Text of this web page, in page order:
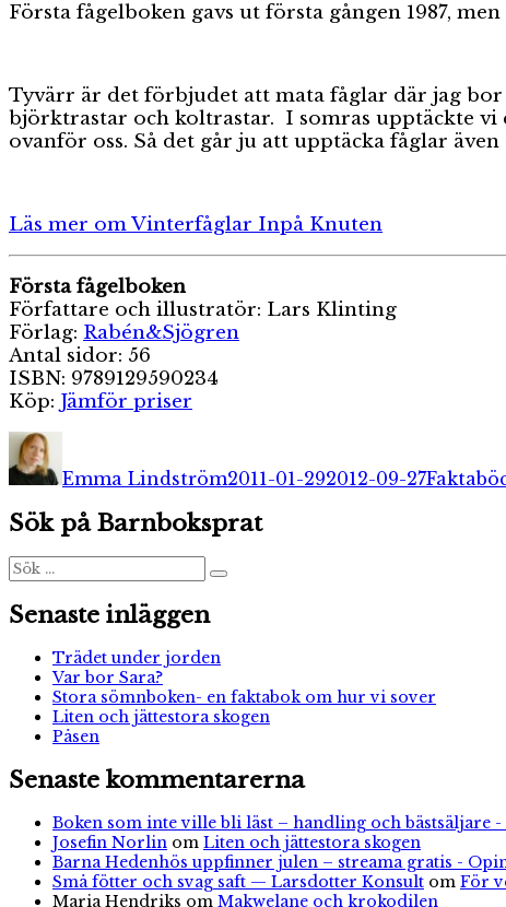
Första fågelboken gavs ut första gången 1987,
Tyvärr är det förbjudet att mata fåglar där jag
björktrastar och koltrastar. I somras upptäckte vi
ovanför oss. Så det går ju att upptäcka fåglar
Läs mer om Vinterfåglar Inpå Knuten
Första fågelboken
Författare och illustratör: Lars Klinting
Förlag: Rabén&Sjögren
Antal sidor: 56
ISBN: 9789129590234
Köp: Jämför priser
Emma Lindström2011-01-292012-09-27
Sök på Barnboksprat
Sök
efter:
Sök
Senaste inläggen
Trädet under jorden
Var bor Sara?
Stora sömnboken- en faktabok om hur vi sover
Liten och jättestora skogen
Påsen
Senaste kommentarerna
Boken som inte ville bli läst – handling och bästsäljare
Josefin Norlin om Liten och jättestora skogen
Barna Hedenhös uppfinner julen – streama gratis -
Små fötter och svag saft — Larsdotter Konsult om För
Maria Hendriks om Makwelane och krokodilen